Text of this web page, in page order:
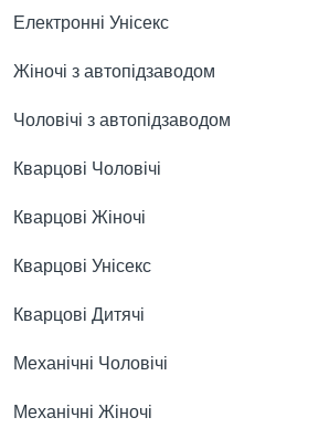
Електронні Унісекс
Жіночі з автопідзаводом
Чоловічі з автопідзаводом
Кварцові Чоловічі
Кварцові Жіночі
Кварцові Унісекс
Кварцові Дитячі
Механічні Чоловічі
Механічні Жіночі